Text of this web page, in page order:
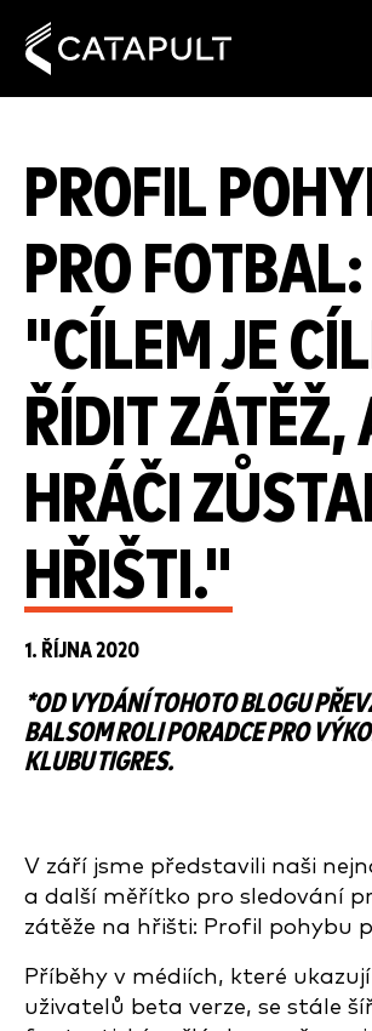
PROFIL
PRO FOTBAL:
"CÍLEM JE
ŘÍDIT ZÁTĚŽ,
HRÁČI
HŘIŠTI."
1. ŘÍJNA 2020
*OD VYDÁNÍ TOHOTO BLOGU
BALSOM ROLI PORADCE PRO
KLUBU TIGRES.
V září jsme představili naši
a další měřítko pro sledování
zátěže na hřišti: Profil pohybu
Příběhy v médiích, které
uživatelů beta verze, se stále